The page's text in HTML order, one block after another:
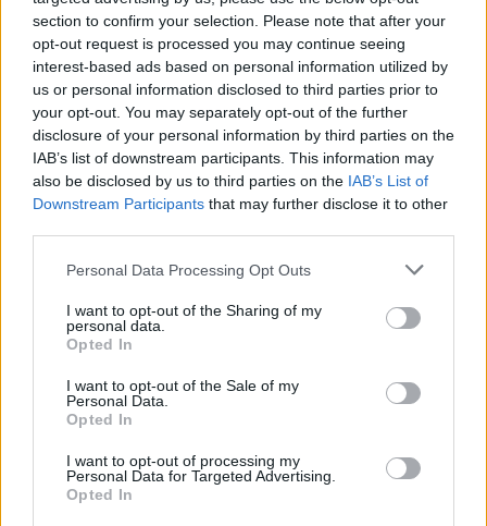
section to confirm your selection. Please note that after your
opt-out request is processed you may continue seeing
interest-based ads based on personal information utilized by
us or personal information disclosed to third parties prior to
your opt-out. You may separately opt-out of the further
disclosure of your personal information by third parties on the
IAB’s list of downstream participants. This information may
also be disclosed by us to third parties on the IAB’s List of
Downstream Participants that may further disclose it to other
Personal Data Processing Opt Outs
I want to opt-out of the Sharing of my
personal data.
Opted In
I want to opt-out of the Sale of my
Personal Data.
Opted In
I want to opt-out of processing my
Personal Data for Targeted Advertising.
Opted In
Això no vol dir renunciar a millorar el servei, sinó entendre que les solucions
han de ser realistes i orientades a garantir una atenció de qualitat i resolutiva,
especialment en aquells moments i serveis on hi ha més demanda.
El repte, per tant, no és tornar enrere, sinó adaptar els serveis a la realitat
actual i futura: més població, més envelliment i més demanda sanitària.
Aquesta moció va precisament en aquesta direcció: deixar de banda els
eslògans i apostar per solucions viables, basades en dades, planificació i
sentit comú.
El més rellevant, en qualsevol cas, és el missatge que surt del ple: hi ha un
consens ampli que Castellar necessita reforçar la seva atenció primària.
hi ha consens, encara hi ha menys excuses per no actuar.
Afegeix
Estigues informat amb les últimes notícies d'actualitat.
ACTIVAR ARA
Comparteix
M'agrada